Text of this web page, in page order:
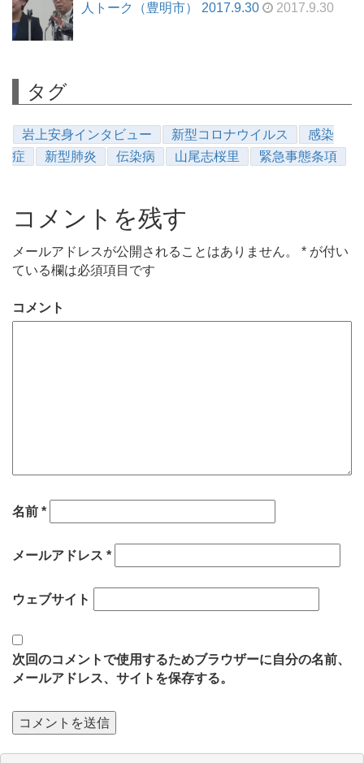
人トーク（豊明市） 2017.9.30
2017.9.30
タグ
岩上安身インタビュー 新型コロナウイルス
感染
症
新型肺炎 伝染病 山尾志桜里 緊急事態条項
コメントを残す
メールアドレスが公開されることはありません。 * が付い
ている欄は必須項目です
コメント
名前 *
メールアドレス *
ウェブサイト
次回のコメントで使用するためブラウザーに自分の名前、
メールアドレス、サイトを保存する。